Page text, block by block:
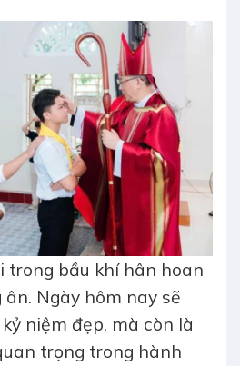
trong bầu khí hân hoan
Ngày hôm nay sẽ
niệm đẹp, mà còn là
trọng trong hành